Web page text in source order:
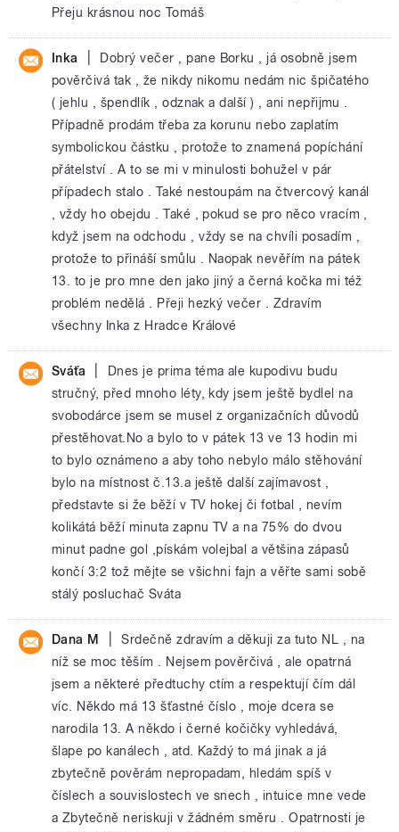
Přeju krásnou noc Tomáš
Inka
Dobrý večer , pane Borku , já osobně jsem
pověrčivá tak , že nikdy nikomu nedám nic špičatého
( jehlu , špendlík , odznak a další ) , ani nepřijmu .
Případně prodám třeba za korunu nebo zaplatím
symbolickou částku , protože to znamená popíchání
přátelství . A to se mi v minulosti bohužel v pár
případech stalo . Také nestoupám na čtvercový kanál
, vždy ho obejdu . Také , pokud se pro něco vracím ,
když jsem na odchodu , vždy se na chvíli posadím ,
protože to přináší smůlu . Naopak nevěřím na pátek
13. to je pro mne den jako jiný a černá kočka mi též
problém nedělá . Přeji hezký večer . Zdravím
všechny Inka z Hradce Králové
Sváťa
Dnes je prima téma ale kupodivu budu
stručný, před mnoho léty, kdy jsem ještě bydlel na
svobodárce jsem se musel z organizačních důvodů
přestěhovat.No a bylo to v pátek 13 ve 13 hodin mi
to bylo oznámeno a aby toho nebylo málo stěhování
bylo na místnost č.13.a ještě další zajímavost ,
představte si že běží v TV hokej či fotbal , nevím
kolikátá běží minuta zapnu TV a na 75% do dvou
minut padne gol ,pískám volejbal a většina zápasů
končí 3:2 tož mějte se všichni fajn a věřte sami sobě
stálý posluchač Sváta
Dana M
Srdečně zdravím a děkuji za tuto NL , na
níž se moc těším . Nejsem pověrčivá , ale opatrná
jsem a některé předtuchy ctím a respektují čím dál
víc. Někdo má 13 šťastné číslo , moje dcera se
narodila 13. A někdo i černé kočičky vyhledává,
šlape po kanálech , atd. Každý to má jinak a já
zbytečně pověrám nepropadam, hledám spíš v
číslech a souvislostech ve snech , intuice mne vede
a Zbytečně neriskuji v žádném směru . Opatrnosti je